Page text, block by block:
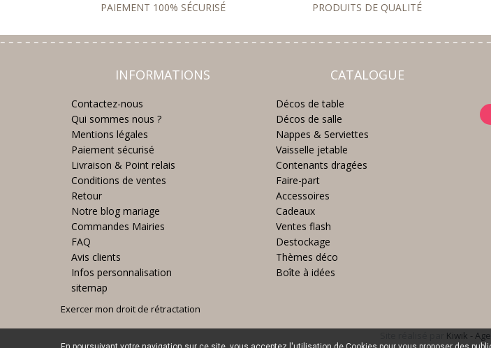
PAIEMENT 100% SÉCURISÉ PRODUITS DE QUALITÉ
INFORMATIONS
Contactez-nous
Qui sommes nous ?
Mentions légales
Paiement sécurisé
Livraison & Point relais
Conditions de ventes
Retour
Notre blog mariage
Commandes Mairies
FAQ
Avis clients
Infos personnalisation
sitemap
CATALOGUE
Décos de table
Décos de salle
Nappes & Serviettes
Vaisselle jetable
Contenants dragées
Faire-part
Accessoires
Cadeaux
Ventes flash
Destockage
Thèmes déco
Boîte à idées
Exercer mon droit de rétractation
Kiwik -